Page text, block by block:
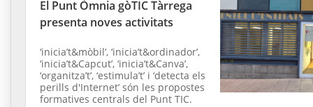
El Punt Òmnia gòTIC Tàrrega
presenta noves activitats
‘inicia’t&mòbil’, ‘inicia’t&ordinador’,
‘inicia’t&Capcut’, ‘inicia’t&Canva’,
‘organitza’t’, ‘estimula’t’ i ‘detecta els
perills d'Internet’ són les propostes
formatives centrals del Punt TIC.